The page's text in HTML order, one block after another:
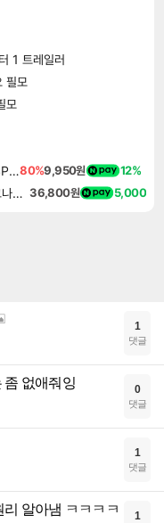
1 트레일러
필모
모
디제이맥스 리스펙트 V DJMAX RESPECT V80%9,950원 12%
그랑블루 판타지 리링크 엔드리스 라그나로크 업그레이드 킷 Granblue Fantasy Relink Endless Ragnarok Upgrade Kit DLC 36,800원 5,000
1
댓글
좀 없애줘잉 0
댓글
1
댓글
알아냄 ㅋㅋㅋㅋ 1